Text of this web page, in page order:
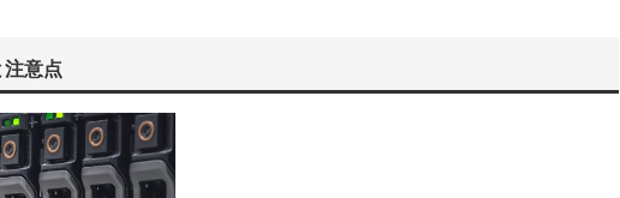
注意点